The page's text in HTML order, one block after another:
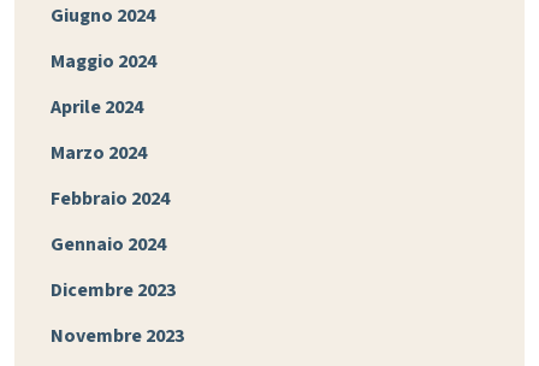
Giugno 2024
Maggio 2024
Aprile 2024
Marzo 2024
Febbraio 2024
Gennaio 2024
Dicembre 2023
Novembre 2023